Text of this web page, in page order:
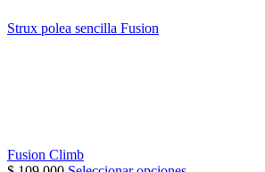
Strux polea sencilla Fusion
Fusion Climb